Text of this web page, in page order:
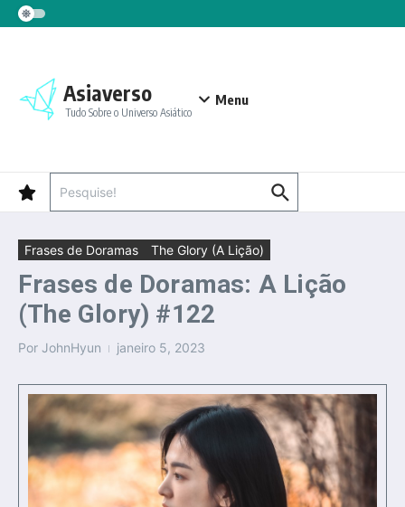
Ir para o conteúdo
Asiaverso
Tudo Sobre o Universo Asiático
Menu
Frases de Doramas The Glory (A Lição)
Frases de Doramas: A Lição
(The Glory) #122
Por JohnHyun janeiro 5, 2023